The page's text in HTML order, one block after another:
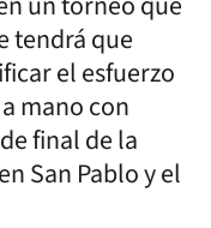
tendrá que
el esfuerzo
mano con
final de la
San Pablo y el